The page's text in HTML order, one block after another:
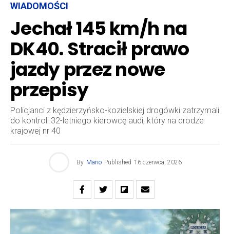
WIADOMOŚCI
Jechał 145 km/h na
DK40. Stracił prawo
jazdy przez nowe
przepisy
Policjanci z kędzierzyńsko-kozielskiej drogówki zatrzymali
do kontroli 32-letniego kierowcę audi, który na drodze
krajowej nr 40
By Mario Published 16 czerwca, 2026